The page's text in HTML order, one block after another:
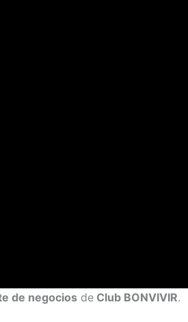
de negocios de Club BONVIVIR.